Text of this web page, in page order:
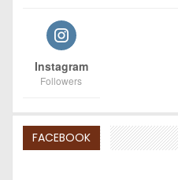
Instagram
Followers
FACEBOOK